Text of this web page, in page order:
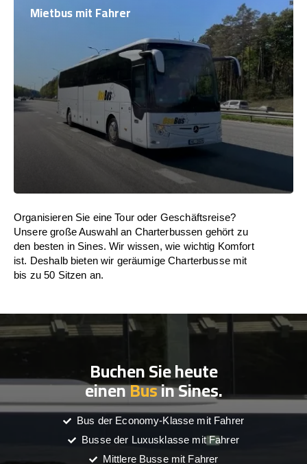
Mietbus mit Fahrer
Organisieren Sie eine Tour oder Geschäftsreise?
Unsere große Auswahl an Charterbussen gehört zu
den besten in Sines. Wir wissen, wie wichtig Komfort
ist. Deshalb bieten wir geräumige Charterbusse mit
bis zu 50 Sitzen an.
Buchen Sie heute
einenBusin Sines.
Bus der Economy-Klasse mit Fahrer
Busse der Luxusklasse mit Fahrer
Mittlere Busse mit Fahrer